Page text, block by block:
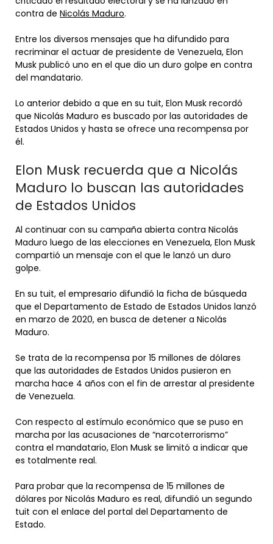
contra de Nicolás Maduro.
Entre los diversos mensajes que ha difundido para
recriminar el actuar de presidente de Venezuela, Elon
Musk publicó uno en el que dio un duro golpe en contra
del mandatario.
Lo anterior debido a que en su tuit, Elon Musk recordó
que Nicolás Maduro es buscado por las autoridades de
Estados Unidos y hasta se ofrece una recompensa por
él.
Elon Musk recuerda que a Nicolás
Maduro lo buscan las autoridades
de Estados Unidos
Al continuar con su campaña abierta contra Nicolás
Maduro luego de las elecciones en Venezuela, Elon Musk
compartió un mensaje con el que le lanzó un duro
golpe.
En su tuit, el empresario difundió la ficha de búsqueda
que el Departamento de Estado de Estados Unidos lanzó
en marzo de 2020, en busca de detener a Nicolás
Maduro.
Se trata de la recompensa por 15 millones de dólares
que las autoridades de Estados Unidos pusieron en
marcha hace 4 años con el fin de arrestar al presidente
de Venezuela.
Con respecto al estímulo económico que se puso en
marcha por las acusaciones de “narcoterrorismo”
contra el mandatario, Elon Musk se limitó a indicar que
es totalmente real.
Para probar que la recompensa de 15 millones de
dólares por Nicolás Maduro es real, difundió un segundo
tuit con el enlace del portal del Departamento de
Estado.